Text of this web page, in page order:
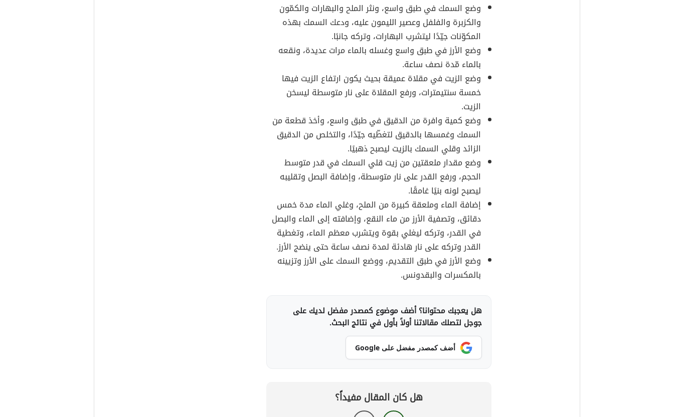
وضع السمك في طبق واسع، ونثر الملح والبهارات والكمّون
والكزبرة والفلفل وعصير الليمون عليه، ودعك السمك بهذه
المكوّنات جيّدًا ليتشرب البهارات، وتركه جانبًا.
وضع الأرز في طبق واسع وغسله بالماء مرات عديدة، ونقعه
بالماء مّدة نصف ساعة.
وضع الزيت في مقلاة عميقة بحيث يكون ارتفاع الزيت فيها
خمسة سنتيمترات، ورفع المقلاة على نار متوسطة ليسخن
الزيت.
وضع كمية وافرة من الدقيق في طبق واسع، وأخذ قطعة من
السمك وغمسها بالدقيق لتغطّيه جيّدًا، والتخلص من الدقيق
الزائد وقلي السمك بالزيت ليصبح ذهبيًا.
وضع مقدار ملعقتين من زيت قلي السمك في قدر متوسط
الحجم، ورفع القدر على نار متوسطة، وإضافة البصل وتقليبه
ليصبح لونه بنيًا غامقًا.
إضافة الماء وملعقة كبيرة من الملح، وغلي الماء مدة خمس
دقائق، وتصفية الأرز من ماء النقع، وإضافته إلى الماء والبصل
في القدر، وتركه ليغلي بقوة ويتشرب معظم الماء، وتغطية
القدر وتركه على نار هادئة لمدة نصف ساعة حتى ينضج الأرز.
وضع الأرز في طبق التقديم، ووضع السمك على الأرز وتزيينه
بالمكسرات والبقدونس.
هل يعجبك محتوانا؟ أضف موضوع كمصدر مفضل لديك على
جوجل لتصلك مقالاتنا أولاً بأول في نتائج البحث.
أضف كمصدر مفضل على Google
هل كان المقال مفيداً؟